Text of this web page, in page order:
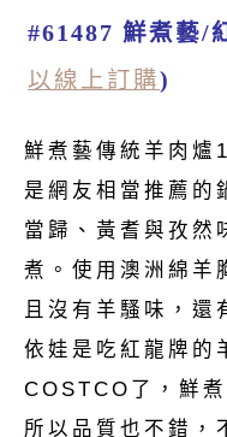
#61487 鮮煮藝/
以線上訂購)
鮮煮藝傳統羊肉
是網友相當推薦的
當歸、黃耆與孜然
煮。使用澳洲綿羊
且沒有羊騷味，還
依娃是吃紅龍牌的
COSTCO了，鮮
所以品質也不錯，